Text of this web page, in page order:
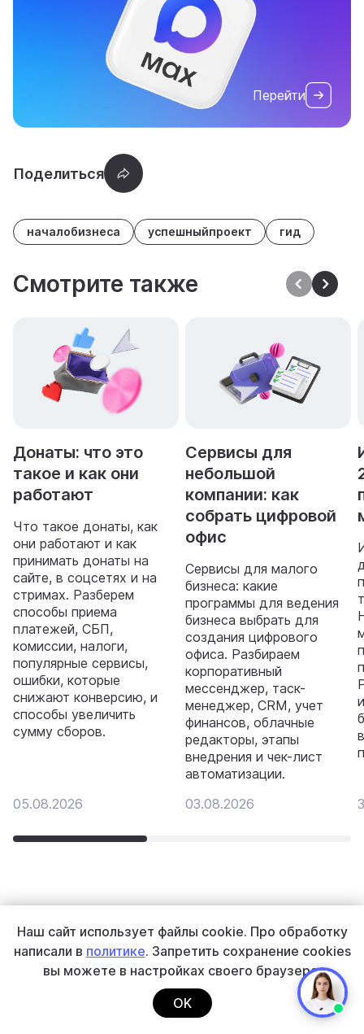
Перейти
началобизнеса успешныйпроект гид
Смотрите также
Донаты: что это
такое и как они
работают
Что такое донаты, как
они работают и как
принимать донаты на
сайте, в соцсетях и на
стримах. Разберем
способы приема
платежей, СБП,
комиссии, налоги,
популярные сервисы,
ошибки, которые
снижают конверсию, и
способы увеличить
сумму сборов.
05.08.2026
Сервисы для
небольшой
компании: как
собрать цифровой
офис
Сервисы для малого
бизнеса: какие
программы для ведения
бизнеса выбрать для
создания цифрового
офиса. Разбираем
корпоративный
мессенджер, таск-
менеджер, CRM, учет
финансов, облачные
редакторы, этапы
внедрения и чек-лист
автоматизации.
03.08.2026
Остались вопросы?
Расскажем о наших продуктах и поможем
определиться с решением для вашего
Наш сайт использует файлы cookie. Про обработку
написали в политике. Запретить сохранение cookies
вы можете в настройках своего браузера.
OK